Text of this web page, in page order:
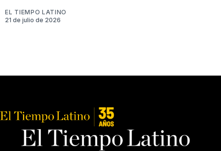
EL TIEMPO LATINO
21 de julio de 2026